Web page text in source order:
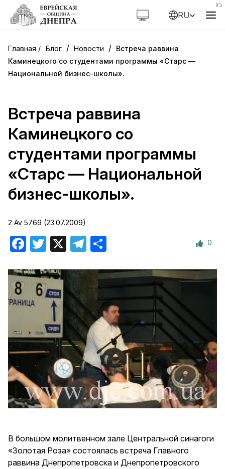
RU
Блог / Новости / Встреча раввина
Каминецкого со студентами программы «Старс —
Национальной бизнес-школы».
Встреча раввина
Каминецкого со
студентами программы
«Старс — Национальной
бизнес-школы».
2 Av 5769 (23.07.2009)
Facebook
Twitter Telegram 0
В большом молитвенном зале Центральной синагоги
«Золотая Роза» состоялась встреча Главного
раввина Днепропетровска и Днепропетровского